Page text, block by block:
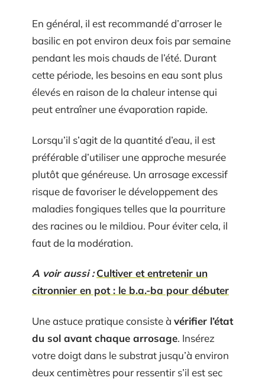
En général, il est recommandé d’arroser le
basilic en pot environ deux fois par semaine
pendant les mois chauds de l’été. Durant
cette période, les besoins en eau sont plus
élevés en raison de la chaleur intense qui
peut entraîner une évaporation rapide.
Lorsqu’il s’agit de la quantité d’eau, il est
préférable d’utiliser une approche mesurée
plutôt que généreuse. Un arrosage excessif
risque de favoriser le développement des
maladies fongiques telles que la pourriture
des racines ou le mildiou. Pour éviter cela, il
faut de la modération.
A voir aussi : Cultiver et entretenir un
citronnier en pot : le b.a.-ba pour débuter
Une astuce pratique consiste à vérifier l’état
du sol avant chaque arrosage. Insérez
votre doigt dans le substrat jusqu’à environ
deux centimètres pour ressentir s’il est sec